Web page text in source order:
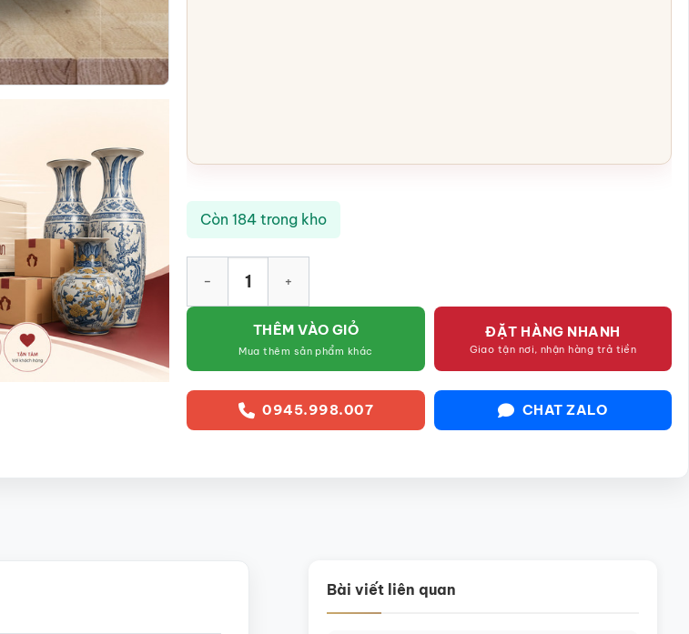
Còn 184 trong kho
THÊM VÀO GIỎ
Mua thêm sản phẩm khác
ĐẶT HÀNG NHANH
Giao tận nơi, nhận hàng trả tiền
0945.998.007 CHAT ZALO
Bài viết liên quan